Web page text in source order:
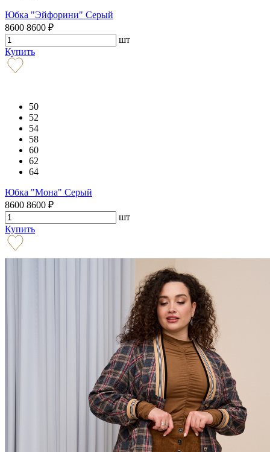
Юбка "Эйфорини" Серый
8600 8600 ₽
шт
Купить
50
52
54
58
60
62
64
Юбка "Мона" Серый
8600 8600 ₽
шт
Купить